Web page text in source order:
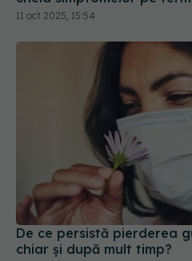
De ce persistă pierderea
chiar și după mult timp?
05 mar 2026, 10:47